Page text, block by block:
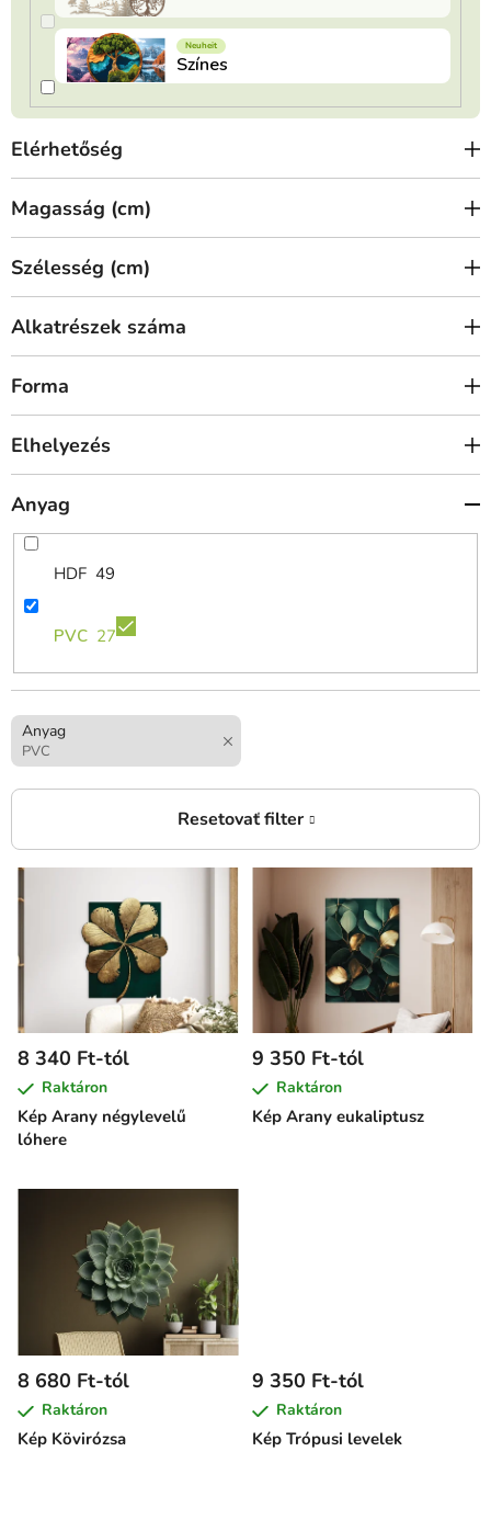
Elérhetőség
Magasság (cm)
Szélesség (cm)
Alkatrészek száma
Forma
Elhelyezés
Anyag
HDF 49
PVC 27
Anyag
PVC
T
e
m
e
k
l
t
Kép Arany négylevelű
lóhere
8 340 Ft-tól
Raktáron
Kép Arany eukaliptusz
9 350 Ft-tól
Raktáron
Kép Kövirózsa
8 680 Ft-tól
Raktáron
Kép Trópusi levelek
9 350 Ft-tól
Raktáron